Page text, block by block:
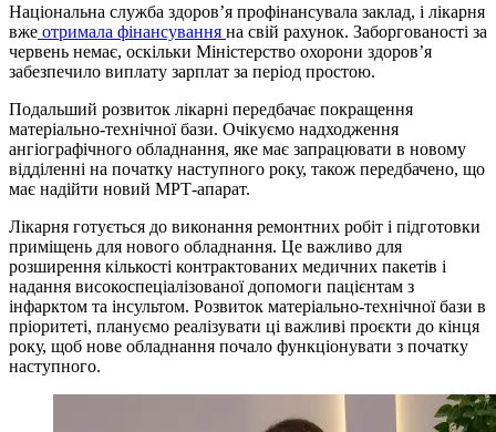
Національна служба здоров’я профінансувала заклад, і лікарня
вже отримала фінансування на свій рахунок. Заборгованості за
червень немає, оскільки Міністерство охорони здоров’я
забезпечило виплату зарплат за період простою.
Подальший розвиток лікарні передбачає покращення
матеріально-технічної бази. Очікуємо надходження
ангіографічного обладнання, яке має запрацювати в новому
відділенні на початку наступного року, також передбачено, що
має надійти новий МРТ-апарат.
Лікарня готується до виконання ремонтних робіт і підготовки
приміщень для нового обладнання. Це важливо для
розширення кількості контрактованих медичних пакетів і
надання високоспеціалізованої допомоги пацієнтам з
інфарктом та інсультом. Розвиток матеріально-технічної бази в
пріоритеті, плануємо реалізувати ці важливі проєкти до кінця
року, щоб нове обладнання почало функціонувати з початку
наступного.